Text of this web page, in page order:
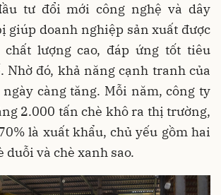
tư đổi mới công nghệ và dây
giúp doanh nghiệp sản xuất được
chất lượng cao, đáp ứng tốt tiêu
Nhờ đó, khả năng cạnh tranh của
càng tăng. Mỗi năm, công ty
2.000 tấn chè khô ra thị trường,
là xuất khẩu, chủ yếu gồm hai
duỗi và chè xanh sao.